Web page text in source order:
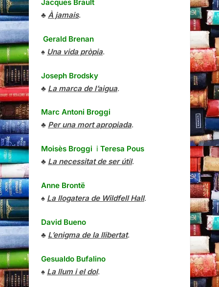
Jacques Brault
♣ À jamais.
Gerald Brenan
♠ Una vida pròpia.
Joseph Brodsky
♣ La marca de l’aigua.
Marc Antoni Broggi
♣ Per una mort apropiada.
Moisès Broggi i Teresa Pous
♣ La necessitat de ser útil.
Anne Brontë
♠ La llogatera de Wildfell Hall.
David Bueno
♣ L’enigma de la llibertat.
Gesualdo Bufalino
♠ La llum i el dol.